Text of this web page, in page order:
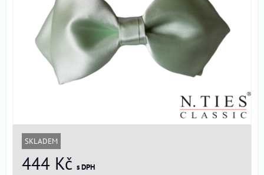
SKLADEM
444 Kč s DPH